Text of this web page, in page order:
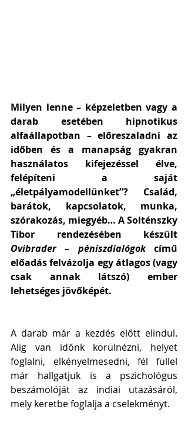
Milyen lenne – képzeletben vagy a
darab esetében hipnotikus
alfaállapotban – előreszaladni az
időben és a manapság gyakran
használatos kifejezéssel élve,
felépíteni a saját
„életpályamodellünket”? Család,
barátok, kapcsolatok, munka,
szórakozás, miegyéb… A Solténszky
Ovibrader – péniszdialógok című
előadás felvázolja egy átlagos (vagy
csak annak látszó) ember
lehetséges jövőképét.
A darab már a kezdés előtt elindul.
Alig van időnk körülnézni, helyet
foglalni, elkényelmesedni, fél füllel
már hallgatjuk is a pszichológus
beszámolóját az indiai utazásáról,
mely keretbe foglalja a cselekményt.